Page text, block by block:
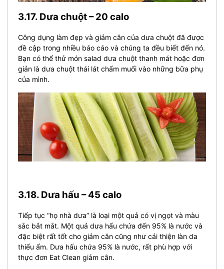
3.17. Dưa chuột – 20 calo
Công dụng làm đẹp và giảm cân của dưa chuột đã được
đề cập trong nhiều báo cáo và chúng ta đều biết đến nó.
Bạn có thể thử món salad dưa chuột thanh mát hoặc đơn
giản là dưa chuột thái lát chấm muối vào những bữa phụ
của mình.
3.18. Dưa hấu – 45 calo
Tiếp tục “họ nhà dưa” là loại một quả có vị ngọt và màu
sắc bắt mắt. Một quả dưa hấu chứa đến 95% là nước và
đặc biệt rất tốt cho giảm cân cũng như cải thiện làn da
thiếu ẩm. Dưa hấu chứa 95% là nước, rất phù hợp với
thực đơn Eat Clean giảm cân.